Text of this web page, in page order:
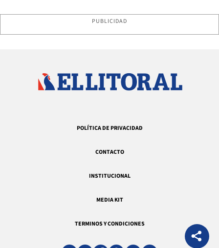
PUBLICIDAD
POLÍTICA DE PRIVACIDAD
CONTACTO
INSTITUCIONAL
MEDIA KIT
TERMINOS Y CONDICIONES